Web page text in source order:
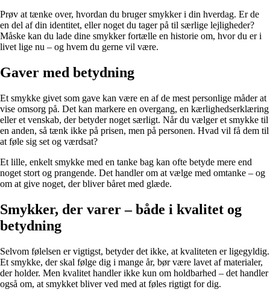
Prøv at tænke over, hvordan du bruger smykker i din hverdag. Er de
en del af din identitet, eller noget du tager på til særlige lejligheder?
Måske kan du lade dine smykker fortælle en historie om, hvor du er i
livet lige nu – og hvem du gerne vil være.
Gaver med betydning
Et smykke givet som gave kan være en af de mest personlige måder at
vise omsorg på. Det kan markere en overgang, en kærlighedserklæring
eller et venskab, der betyder noget særligt. Når du vælger et smykke til
en anden, så tænk ikke på prisen, men på personen. Hvad vil få dem til
at føle sig set og værdsat?
Et lille, enkelt smykke med en tanke bag kan ofte betyde mere end
noget stort og prangende. Det handler om at vælge med omtanke – og
om at give noget, der bliver båret med glæde.
Smykker, der varer – både i kvalitet og
betydning
Selvom følelsen er vigtigst, betyder det ikke, at kvaliteten er ligegyldig.
Et smykke, der skal følge dig i mange år, bør være lavet af materialer,
der holder. Men kvalitet handler ikke kun om holdbarhed – det handler
også om, at smykket bliver ved med at føles rigtigt for dig.